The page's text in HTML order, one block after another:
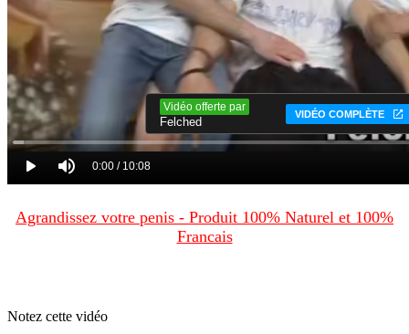
Agrandissez votre penis - Produit 100% Naturel et 100%
Francais
Notez cette vidéo